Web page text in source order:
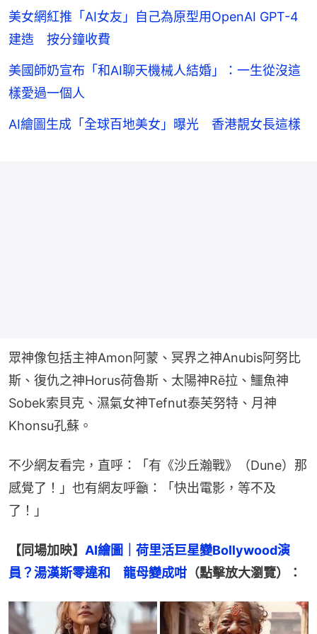
美女網紅推「AI女友」自己為原型用OpenAI GPT-4
建造 按分鐘收費
美國師奶宣布「和AI聊天機械人結婚」：一生從沒這
樣愛過一個人
AI繪圖生成「全球百地美女」曝光 香港靚女長這樣
眾神像包括主神Amon阿蒙、冥界之神Anubis阿努比
斯、復仇之神Horus荷魯斯、太陽神Rē拉、鱷魚神
Sobek索貝克、濕氣女神Tefnut泰芙努特、月神
Khonsu孔蘇。
不少網友看完，直呼：「有《沙丘瀚戰》（Dune）那
感覺了！」也有網友呼籲：「快出電影，等不及
了！」
【同場加映】 AI繪圖｜荷里活巨星變Bollywood演
員？湯漢斯零違和　龍母變成咁 （點擊放大瀏覽）：